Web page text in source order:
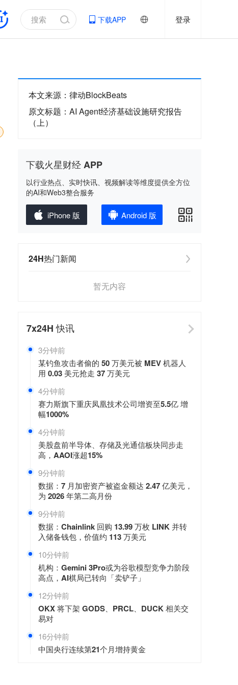
下载APP 登录
本文来源 ： 律动BlockBeats
原文标题 ： AI Agent经济基础设施研究报告
（上）
下载火星财经 APP
以行业热点、实时快讯、视频解读等维度提供全方位
的AI和Web3整合服务
iPhone 版 Android 版
24H热门新闻
暂无内容
7x24H快讯
3分钟前
某钓鱼攻击者偷的 50 万美元被 MEV 机器人
用 0.03 美元抢走 37 万美元
4分钟前
赛力斯旗下重庆凤凰技术公司增资至5.5亿 增
幅1000%
4分钟前
美股盘前半导体、存储及光通信板块同步走
高，AAOI涨超15%
9分钟前
数据：7 月加密资产被盗金额达 2.47 亿美元，
为 2026 年第二高月份
9分钟前
数据：Chainlink 回购 13.99 万枚 LINK 并转
入储备钱包，价值约 113 万美元
10分钟前
机构：Gemini 3Pro或为谷歌模型竞争力阶段
高点，AI棋局已转向「卖铲子」
12分钟前
OKX 将下架 GODS、PRCL、DUCK 相关交
易对
16分钟前
中国央行连续第21个月增持黄金